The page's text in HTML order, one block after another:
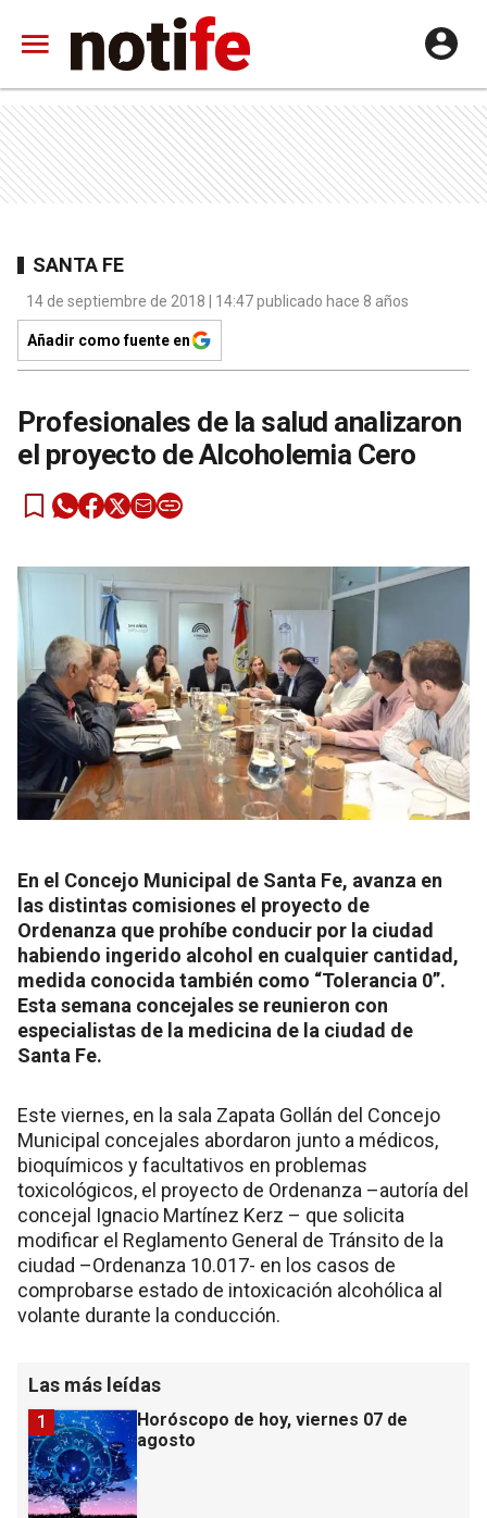
SANTA FE
14 de septiembre de 2018 | 14:47 publicado hace 8 años
Añadir como fuente en
Profesionales de la salud analizaron
el proyecto de Alcoholemia Cero
En el Concejo Municipal de Santa Fe, avanza en
las distintas comisiones el proyecto de
Ordenanza que prohíbe conducir por la ciudad
habiendo ingerido alcohol en cualquier cantidad,
medida conocida también como “Tolerancia 0”.
Esta semana concejales se reunieron con
especialistas de la medicina de la ciudad de
Santa Fe.
Este viernes, en la sala Zapata Gollán del Concejo
Municipal concejales abordaron junto a médicos,
bioquímicos y facultativos en problemas
toxicológicos, el proyecto de Ordenanza –autoría del
concejal Ignacio Martínez Kerz – que solicita
modificar el Reglamento General de Tránsito de la
ciudad –Ordenanza 10.017- en los casos de
comprobarse estado de intoxicación alcohólica al
volante durante la conducción.
Las más leídas
Horóscopo de hoy, viernes 07 de
agosto
1